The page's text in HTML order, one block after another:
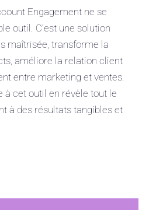
Engagement ne se
outil. C’est une solution
maîtrisée, transforme la
améliore la relation client
entre marketing et ventes.
à cet outil en révèle tout le
à des résultats tangibles et